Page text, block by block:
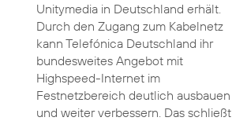
Unitymedia in Deutschland erhält.
Durch den Zugang zum Kabelnetz
kann Telefónica Deutschland ihr
bundesweites Angebot mit
Highspeed-Internet im
Festnetzbereich deutlich ausbauen
und weiter verbessern. Das schließt